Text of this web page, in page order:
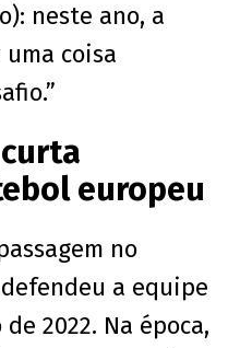
neste ano, a
coisa
europeu
no
a equipe
2022. Na época,